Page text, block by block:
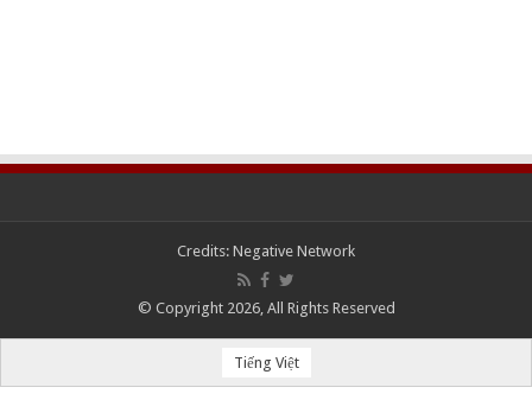
Credits: Negative Network
© Copyright 2026, All Rights Reserved
Tiếng Việt